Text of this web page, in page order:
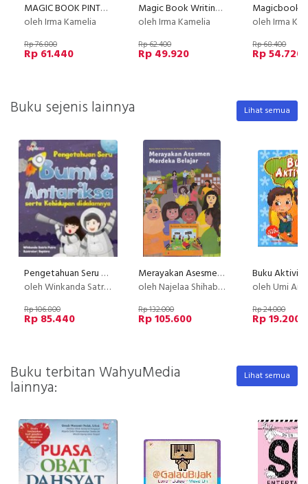
MAGIC BOOK PINTAR MATEMATIKA MENGENAL PENJUMLAHAN DAN PENGURANGAN 3-5 TAHUN
oleh Irma Kamelia
Rp 76.800
Rp 61.440
Magic Book Writing & Counting 1-20 (3-5 Tahun)
oleh Irma Kamelia
Rp 62.400
Rp 49.920
oleh Irma
Rp 68.400
Rp 54.720
Buku sejenis lainnya Lihat semua
Pengetahuan Seru Bumi Dan Antariksa Serta Kehidupan Di dalammnya
oleh Winkanda Satria Putra
Rp 106.800
Rp 85.440
Merayakan Asesmen Merdeka Belajar
oleh Najelaa Shihab, Bukik Setiawan, dan Penggerak Guru Belajar
Rp 132.000
Rp 105.600
oleh Umi
Rp 24.000
Rp 19.200
Buku terbitan WahyuMedia
lainnya:
Lihat semua